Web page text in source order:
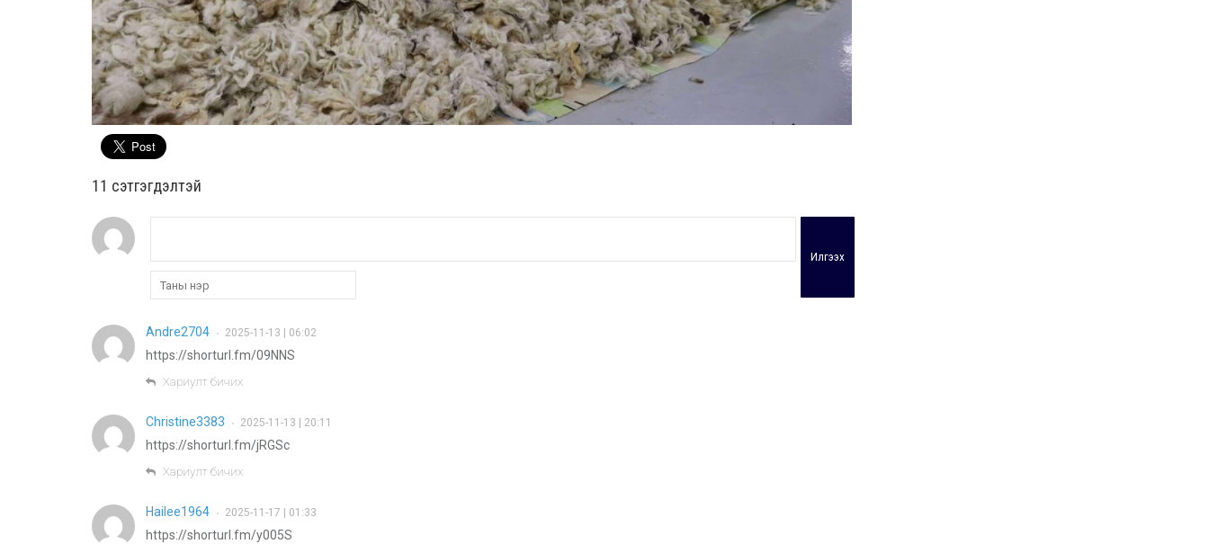
11 cэтгэгдэлтэй
Илгээх
Andre2704 • 2025-11-13 | 06:02
https://shorturl.fm/09NNS
Хариулт бичих
Christine3383 • 2025-11-13 | 20:11
https://shorturl.fm/jRGSc
Хариулт бичих
Hailee1964 • 2025-11-17 | 01:33
https://shorturl.fm/y005S